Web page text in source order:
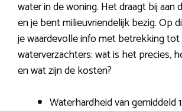
water in de woning. Het draagt bij aan
en je bent milieuvriendelijk bezig. Op
je waardevolle info met betrekking tot
waterverzachters: wat is het precies,
en wat zijn de kosten?
Waterhardheid van gemiddeld